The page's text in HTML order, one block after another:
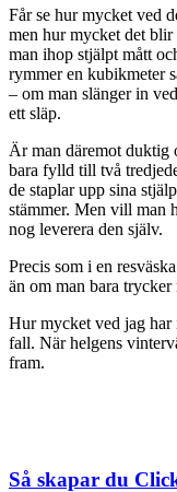
Får se hur mycket ved
men hur mycket det
man ihop stjälpt mått
rymmer en kubikmeter
– om man slänger in
ett släp.
Är man däremot duktig
bara fylld till två
de staplar upp sina
stämmer. Men vill man
nog leverera den själv.
Precis som i en
än om man bara
Hur mycket ved jag har
fall. När helgens
fram.
Så skapar du